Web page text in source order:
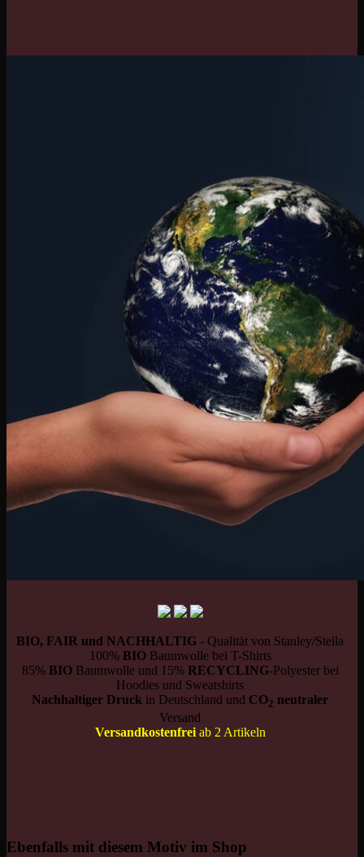
BIO, FAIR und NACHHALTIG - Qualität von Stanley/Stella
100% BIOBaumwolle bei T-Shirts
85% BIOBaumwolle und 15% RECYCLING-Polyester bei
Hoodies und Sweatshirts
Nachhaltiger Druck in Deutschland und CO2 neutraler
Versand
Versandkostenfreiab 2 Artikeln
Ebenfalls mit diesem Motiv im Shop